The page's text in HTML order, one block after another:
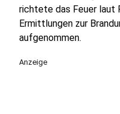
richtete das Feuer laut
Ermittlungen zur
aufgenommen.
Anzeige